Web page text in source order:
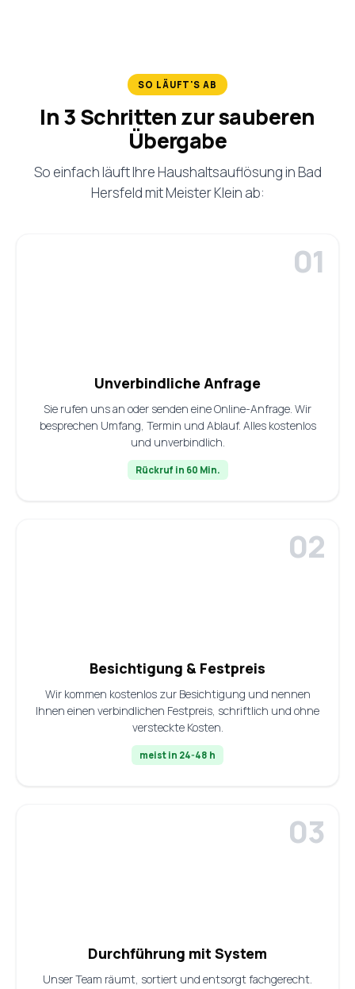
SO LÄUFT'S AB
In 3 Schritten zur sauberen
Übergabe
So einfach läuft Ihre Haushaltsauflösung in Bad
Hersfeld mit Meister Klein ab:
Unverbindliche Anfrage
Sie rufen uns an oder senden eine Online-Anfrage. Wir
besprechen Umfang, Termin und Ablauf. Alles kostenlos
und unverbindlich.
Rückruf in 60 Min.
Besichtigung & Festpreis
Wir kommen kostenlos zur Besichtigung und nennen
Ihnen einen verbindlichen Festpreis, schriftlich und ohne
versteckte Kosten.
meist in 24-48 h
Durchführung mit System
Unser Team räumt, sortiert und entsorgt fachgerecht.